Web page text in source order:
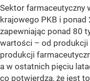
Sektor farmaceutyczny
krajowego PKB i
zapewniając ponad 80
wartości – od
produkcji
a w ostatnich pięciu
co potwierdza, że jest